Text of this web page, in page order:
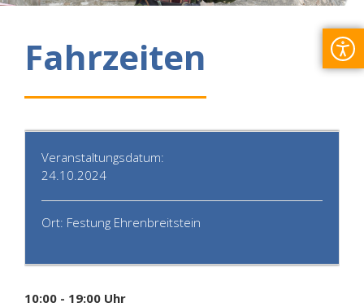
Fahrzeiten
Veranstaltungsdatum:
24.10.2024
Ort: Festung Ehrenbreitstein
10:00 - 19:00 Uhr